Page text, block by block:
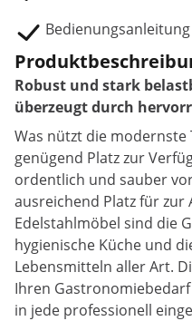
Bedienungsanleitung
Robust und stark
überzeugt durch
Was nützt die modernste
genügend Platz zur
ordentlich und sauber
ausreichend Platz für zur
Edelstahlmöbel sind die
hygienische Küche und
Lebensmitteln aller Art.
Ihren
in jede professionell